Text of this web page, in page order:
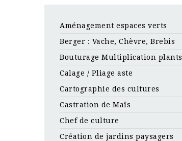
Aménagement espaces verts
Berger : Vache, Chèvre, Brebis
Bouturage Multiplication plants
Calage / Pliage aste
Cartographie des cultures
Castration de Maïs
Chef de culture
Création de jardins paysagers